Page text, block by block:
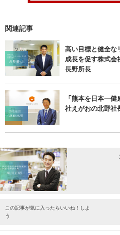
関連記事
高い目標と健全な
成長を促す株式会
長野所長
「熊本を日本一
社えがおの北野社
この記事が気に入ったらいいね！しよ
う